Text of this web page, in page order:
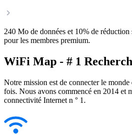
240 Mo de données et 10% de réduction
pour les membres premium.
WiFi Map - # 1
Notre mission est de connecter le
fois. Nous avons commencé en 2014 et
connectivité Internet n ° 1.